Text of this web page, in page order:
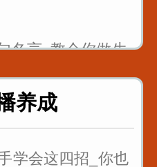
名言_教会你做生
间成长
养成
学会这四招_你也